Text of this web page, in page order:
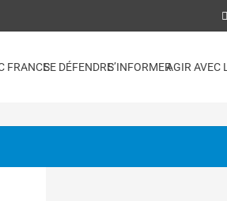
FRANCESE DÉFENDRES’INFORMERAGIR AVEC